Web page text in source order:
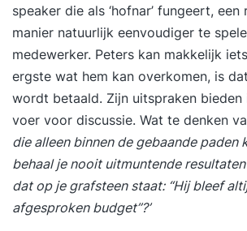
speaker die als ‘hofnar’ fungeert,
manier natuurlijk eenvoudiger te
medewerker. Peters kan makkelijk
ergste wat hem kan overkomen, is
wordt betaald. Zijn uitspraken bieden
voer voor discussie. Wat te denken
die alleen binnen de gebaande paden
behaal je nooit uitmuntende resultaten’
dat op je grafsteen staat: “Hij bleef
afgesproken budget”?’